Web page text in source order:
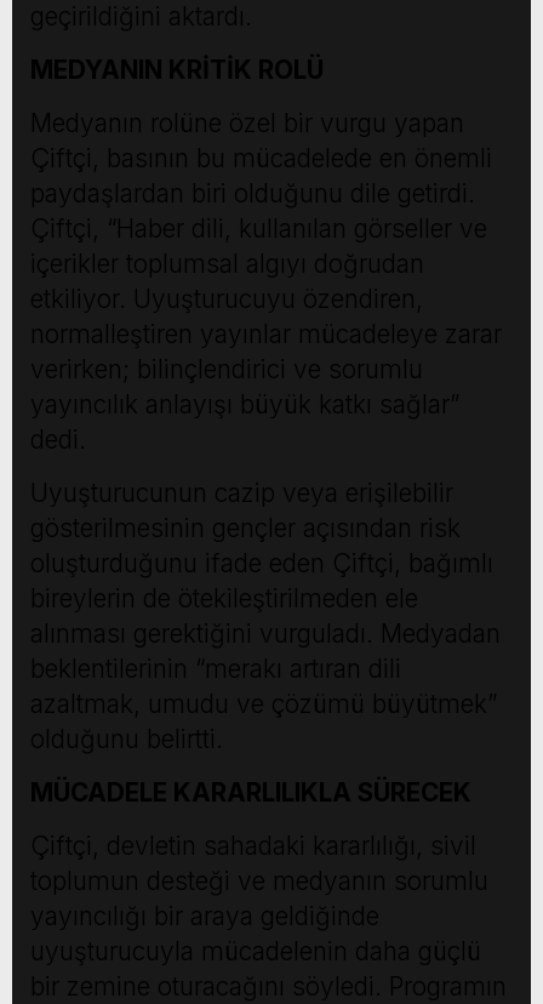
geçirildiğini aktardı.
MEDYANIN KRİTİK ROLÜ
Medyanın rolüne özel bir vurgu yapan
Çiftçi, basının bu mücadelede en önemli
paydaşlardan biri olduğunu dile getirdi.
Çiftçi, “Haber dili, kullanılan görseller ve
içerikler toplumsal algıyı doğrudan
etkiliyor. Uyuşturucuyu özendiren,
normalleştiren yayınlar mücadeleye zarar
verirken; bilinçlendirici ve sorumlu
yayıncılık anlayışı büyük katkı sağlar”
dedi.
Uyuşturucunun cazip veya erişilebilir
gösterilmesinin gençler açısından risk
oluşturduğunu ifade eden Çiftçi, bağımlı
bireylerin de ötekileştirilmeden ele
alınması gerektiğini vurguladı. Medyadan
beklentilerinin “merakı artıran dili
azaltmak, umudu ve çözümü büyütmek”
olduğunu belirtti.
MÜCADELE KARARLILIKLA SÜRECEK
Çiftçi, devletin sahadaki kararlılığı, sivil
toplumun desteği ve medyanın sorumlu
yayıncılığı bir araya geldiğinde
uyuşturucuyla mücadelenin daha güçlü
bir zemine oturacağını söyledi. Programın